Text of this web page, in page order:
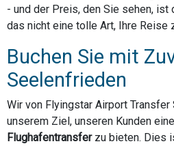
- und der Preis, den Sie sehen, ist
das nicht eine tolle Art, Ihre Reise
Buchen Sie mit
Seelenfrieden
Wir von Flyingstar Airport
unserem Ziel, unseren Kunden
Flughafentransferzu bieten. Dies